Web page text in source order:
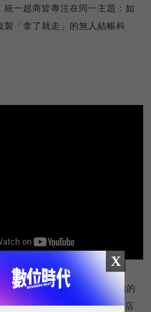
統一超商皆專注在同一主題：如
製「拿了就走」的無人結帳科
and go）無人結帳科技，指的
員App刷條碼進店的那刻起，店
X